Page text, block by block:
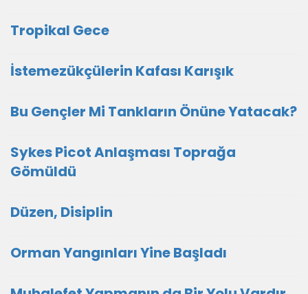
Tropikal Gece
İstemezükçülerin Kafası Karışık
Bu Gençler Mi Tankların Önüne Yatacak?
Sykes Picot Anlaşması Toprağa
Gömüldü
Düzen, Disiplin
Orman Yangınları Yine Başladı